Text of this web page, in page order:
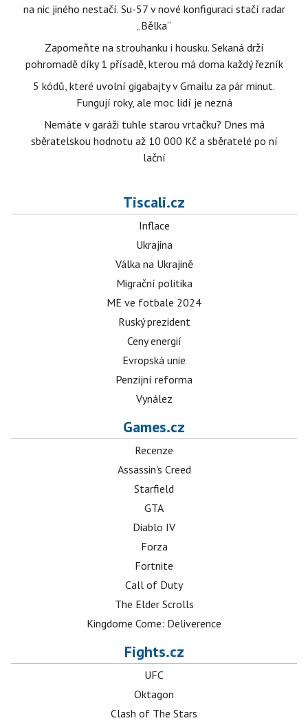
na nic jiného nestačí. Su-57 v nové konfiguraci stačí radar
„Bělka“
Zapomeňte na strouhanku i housku. Sekaná drží
pohromadě díky 1 přísadě, kterou má doma každý řezník
5 kódů, které uvolní gigabajty v Gmailu za pár minut.
Fungují roky, ale moc lidí je nezná
Nemáte v garáži tuhle starou vrtačku? Dnes má
sběratelskou hodnotu až 10 000 Kč a sběratelé po ní
lační
Tiscali.cz
Inflace
Ukrajina
Válka na Ukrajině
Migrační politika
ME ve fotbale 2024
Ruský prezident
Ceny energií
Evropská unie
Penzijní reforma
Vynález
Games.cz
Recenze
Assassin's Creed
Starfield
GTA
Diablo IV
Forza
Fortnite
Call of Duty
The Elder Scrolls
Kingdome Come: Deliverence
Fights.cz
UFC
Oktagon
Clash of The Stars